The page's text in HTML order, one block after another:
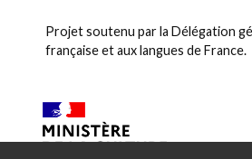
Projet soutenu par la Délégation
française et aux langues de France.